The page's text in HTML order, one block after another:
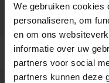
We gebruiken cookies
personaliseren, om
en om ons
informatie over uw
partners voor social
partners kunnen deze
Merk
Code